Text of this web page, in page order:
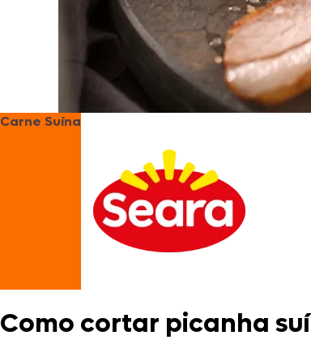
Carne Suína
Como cortar picanha